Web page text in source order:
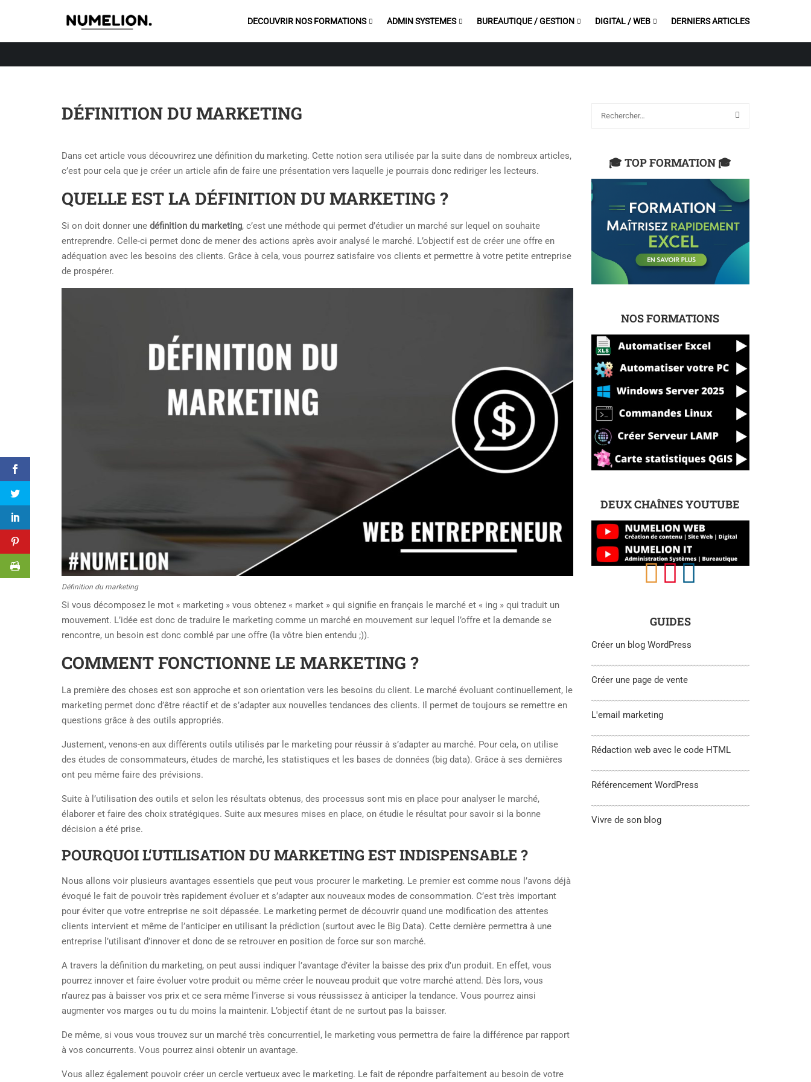
DECOUVRIR NOS FORMATIONS ADMIN SYSTEMES BUREAUTIQUE / GESTION DIGITAL / WEB DERNIERS ARTICLES
DÉFINITION DU MARKETING
Dans cet article vous découvrirez une définition du marketing. Cette notion sera utilisée par la suite dans de nombreux articles,
c’est pour cela que je créer un article afin de faire une présentation vers laquelle je pourrais donc rediriger les lecteurs.
QUELLE EST LA DÉFINITION DU MARKETING ?
Si on doit donner une définition du marketing, c’est une méthode qui permet d’étudier un marché sur lequel on souhaite
entreprendre. Celle-ci permet donc de mener des actions après avoir analysé le marché. L’objectif est de créer une offre en
adéquation avec les besoins des clients. Grâce à cela, vous pourrez satisfaire vos clients et permettre à votre petite entreprise
de prospérer.
Définition du marketing
Si vous décomposez le mot « marketing » vous obtenez « market » qui signifie en français le marché et « ing » qui traduit un
mouvement. L’idée est donc de traduire le marketing comme un marché en mouvement sur lequel l’offre et la demande se
rencontre, un besoin est donc comblé par une offre (la vôtre bien entendu ;)).
COMMENT FONCTIONNE LE MARKETING ?
La première des choses est son approche et son orientation vers les besoins du client. Le marché évoluant continuellement, le
marketing permet donc d’être réactif et de s’adapter aux nouvelles tendances des clients. Il permet de toujours se remettre en
questions grâce à des outils appropriés.
Justement, venons-en aux différents outils utilisés par le marketing pour réussir à s’adapter au marché. Pour cela, on utilise
des études de consommateurs, études de marché, les statistiques et les bases de données (big data). Grâce à ses dernières
ont peu même faire des prévisions.
Suite à l’utilisation des outils et selon les résultats obtenus, des processus sont mis en place pour analyser le marché,
élaborer et faire des choix stratégiques. Suite aux mesures mises en place, on étudie le résultat pour savoir si la bonne
décision a été prise.
POURQUOI L‘UTILISATION DU MARKETING EST INDISPENSABLE ?
Nous allons voir plusieurs avantages essentiels que peut vous procurer le marketing. Le premier est comme nous l’avons déjà
évoqué le fait de pouvoir très rapidement évoluer et s’adapter aux nouveaux modes de consommation. C’est très important
pour éviter que votre entreprise ne soit dépassée. Le marketing permet de découvrir quand une modification des attentes
clients intervient et même de l’anticiper en utilisant la prédiction (surtout avec le Big Data). Cette dernière permettra à une
entreprise l’utilisant d’innover et donc de se retrouver en position de force sur son marché.
A travers la définition du marketing, on peut aussi indiquer l’avantage d’éviter la baisse des prix d’un produit. En effet, vous
pourrez innover et faire évoluer votre produit ou même créer le nouveau produit que votre marché attend. Dès lors, vous
n’aurez pas à baisser vos prix et ce sera même l’inverse si vous réussissez à anticiper la tendance. Vous pourrez ainsi
augmenter vos marges ou tu du moins la maintenir. L’objectif étant de ne surtout pas la baisser.
De même, si vous vous trouvez sur un marché très concurrentiel, le marketing vous permettra de faire la différence par rapport
à vos concurrents. Vous pourrez ainsi obtenir un avantage.
Vous allez également pouvoir créer un cercle vertueux avec le marketing. Le fait de répondre parfaitement au besoin de votre
🎓 TOP FORMATION 🎓
NOS FORMATIONS
DEUX CHAÎNES YOUTUBE
GUIDES
Créer un blog WordPress
Créer une page de vente
L'email marketing
Rédaction web avec le code HTML
Référencement WordPress
Vivre de son blog